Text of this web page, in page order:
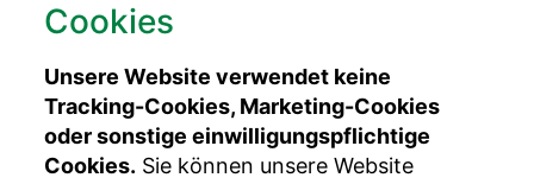
Cookies
Unsere Website verwendet keine
Tracking-Cookies, Marketing-Cookies
oder sonstige einwilligungspflichtige
Cookies. Sie können unsere Website